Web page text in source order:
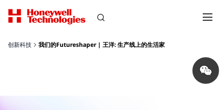
创新科技 我们的Futureshaper | 王洋: 生产线上的生活家
Share
on
wechat